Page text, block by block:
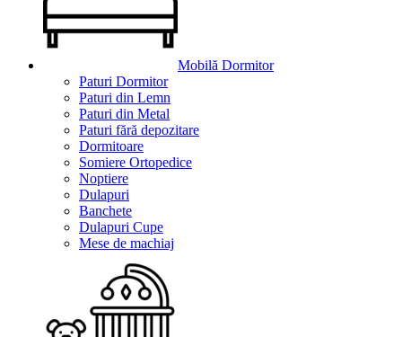
Mobilă Dormitor
Paturi Dormitor
Paturi din Lemn
Paturi din Metal
Paturi fără depozitare
Dormitoare
Somiere Ortopedice
Noptiere
Dulapuri
Banchete
Dulapuri Cupe
Mese de machiaj